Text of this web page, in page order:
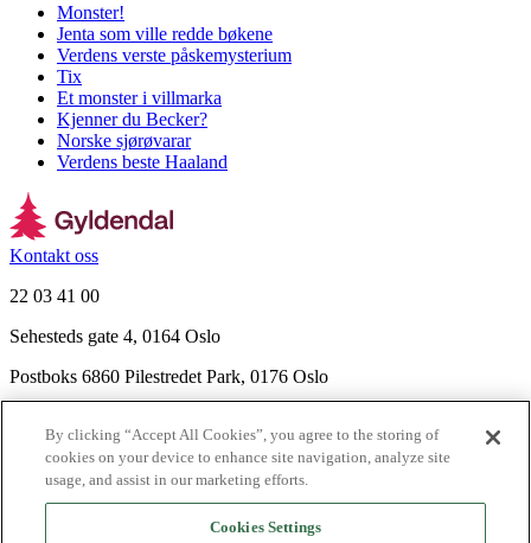
Monster!
Jenta som ville redde bøkene
Verdens verste påskemysterium
Tix
Et monster i villmarka
Kjenner du Becker?
Norske sjørøvarar
Verdens beste Haaland
Kontakt oss
22 03 41 00
Sehesteds gate 4, 0164 Oslo
Postboks 6860 Pilestredet Park, 0176 Oslo
Nyhetsbrev
Ledige stillinger
Send inn manus
By clicking “Accept All Cookies”, you agree to the storing of
cookies on your device to enhance site navigation, analyze site
usage, and assist in our marketing efforts.
Cookies Settings